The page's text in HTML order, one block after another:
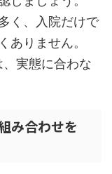
く、入院だけで
ありません。
、実態に合わな
み合わせを